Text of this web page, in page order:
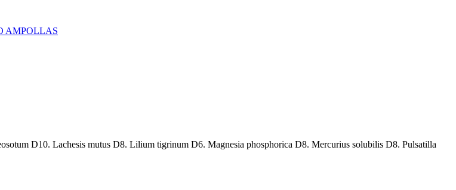
AMPOLLAS
D10. Lachesis mutus D8. Lilium tigrinum D6. Magnesia phosphorica D8. Mercurius solubilis D8. Pulsatilla